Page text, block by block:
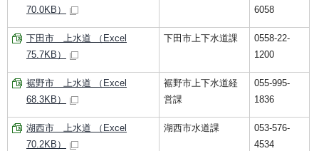
70.0KB）
6058
下田市 上水道 （Excel
75.7KB）
下田市上下水道課
0558-22-
1200
裾野市 上水道 （Excel
68.3KB）
裾野市上下水道経
営課
055-995-
1836
湖西市 上水道 （Excel
70.2KB）
湖西市水道課
053-576-
4534